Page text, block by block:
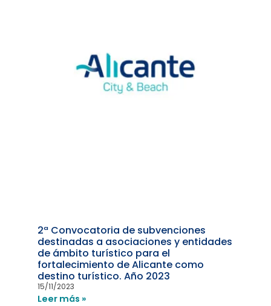
2ª Convocatoria de subvenciones
destinadas a asociaciones y entidades
de ámbito turístico para el
fortalecimiento de Alicante como
destino turístico. Año 2023
15/11/2023
Leer más »